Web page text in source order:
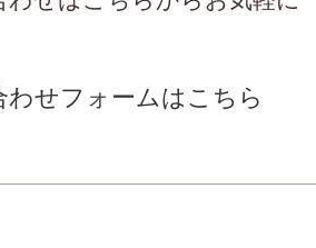
わせフォームはこちら